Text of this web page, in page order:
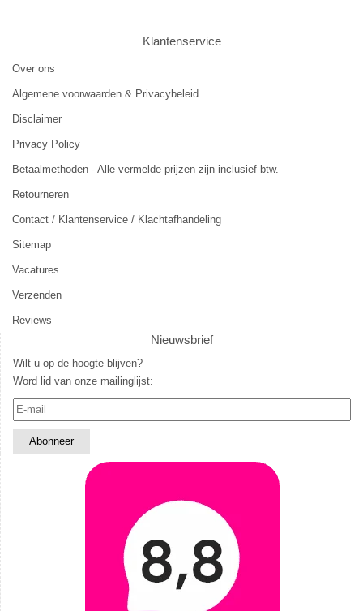
Klantenservice
Over ons
Algemene voorwaarden & Privacybeleid
Disclaimer
Privacy Policy
Betaalmethoden - Alle vermelde prijzen zijn inclusief btw.
Retourneren
Contact / Klantenservice / Klachtafhandeling
Sitemap
Vacatures
Verzenden
Reviews
Nieuwsbrief
Wilt u op de hoogte blijven?
Word lid van onze mailinglijst: